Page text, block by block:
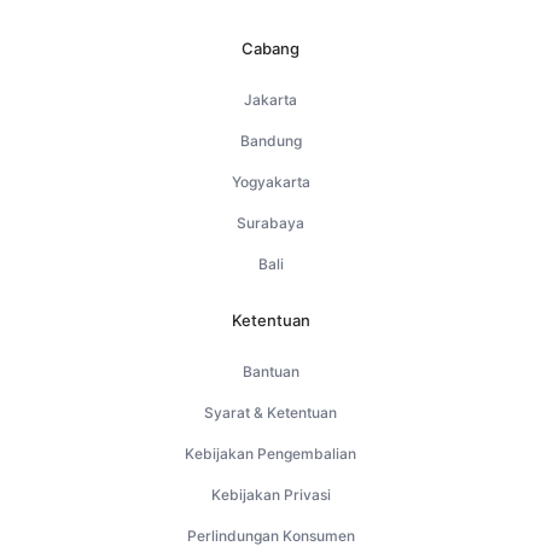
Cabang
Jakarta
Bandung
Yogyakarta
Surabaya
Bali
Ketentuan
Bantuan
Syarat & Ketentuan
Kebijakan Pengembalian
Kebijakan Privasi
Perlindungan Konsumen